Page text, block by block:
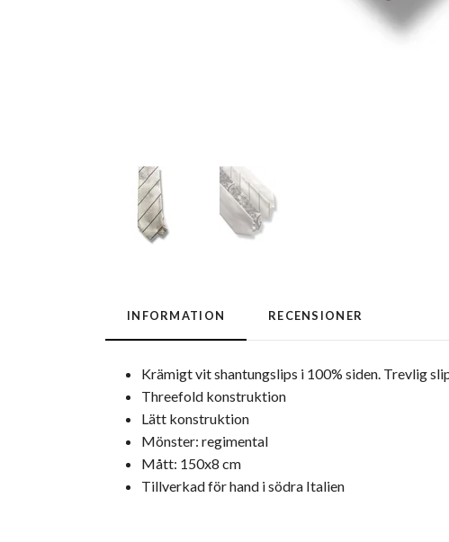
INFORMATION RECENSIONER
Krämigt vit shantungslips i 100% siden. Trevlig
Threefold konstruktion
Lätt konstruktion
Mönster: regimental
Mått: 150x8 cm
Tillverkad för hand i södra Italien